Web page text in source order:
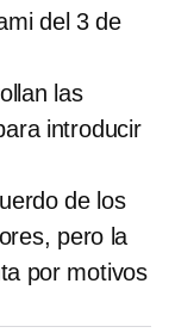
del 3 de
las
introducir
de los
pero la
por motivos